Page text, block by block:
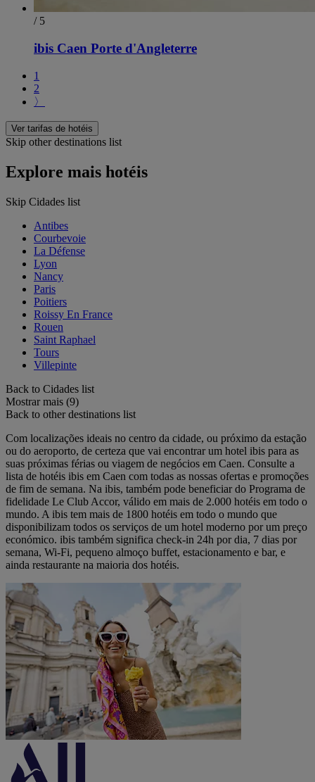
/ 5
ibis Caen Porte d'Angleterre
1
2
〉
Ver tarifas de hotéis
Skip other destinations list
Explore mais hotéis
Skip Cidades list
Antibes
Courbevoie
La Défense
Lyon
Nancy
Paris
Poitiers
Roissy En France
Rouen
Saint Raphael
Tours
Villepinte
Back to Cidades list
Mostrar mais (9)
Back to other destinations list
Com localizações ideais no centro da cidade, ou próximo da estação
ou do aeroporto, de certeza que vai encontrar um hotel ibis para as
suas próximas férias ou viagem de negócios em Caen. Consulte a
lista de hotéis ibis em Caen com todas as nossas ofertas e promoções
de fim de semana. Na ibis, também pode beneficiar do Programa de
fidelidade Le Club Accor, válido em mais de 2.000 hotéis em todo o
mundo. A ibis tem mais de 1800 hotéis em todo o mundo que
disponibilizam todos os serviços de um hotel moderno por um preço
económico. ibis também significa check-in 24h por dia, 7 dias por
semana, Wi-Fi, pequeno almoço buffet, estacionamento e bar, e
ainda restaurante na maioria dos hotéis.